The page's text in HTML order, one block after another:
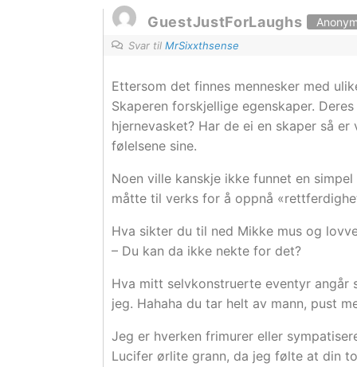
GuestJustForLaughs
Svar til MrSixxthsense
Ettersom det finnes mennesker med
Skaperen forskjellige egenskaper.
hjernevasket? Har de ei en skaper så
følelsene sine.
Noen ville kanskje ikke funnet en
måtte til verks for å oppnå
Hva sikter du til ned Mikke mus og
– Du kan da ikke nekte for det?
Hva mitt selvkonstruerte eventyr angår
jeg. Hahaha du tar helt av mann, pust
Jeg er hverken frimurer eller
Lucifer ørlite grann, da jeg følte at din